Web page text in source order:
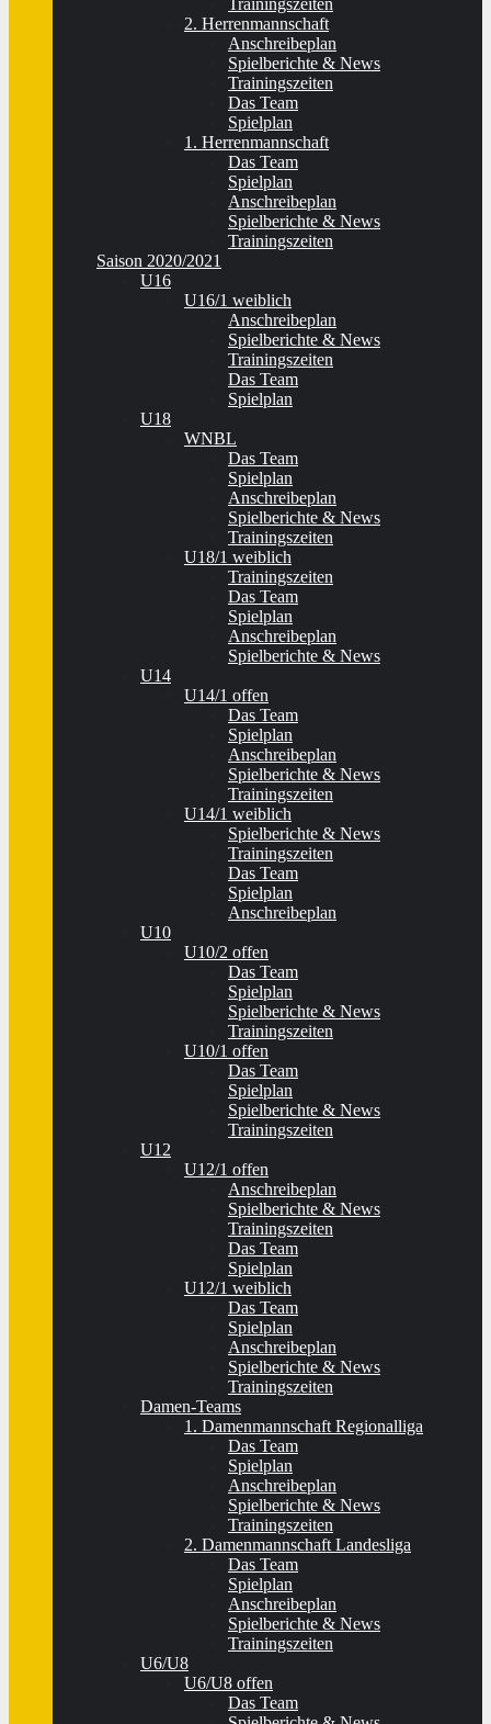
Trainingszeiten
2. Herrenmannschaft
Anschreibeplan
Spielberichte & News
Trainingszeiten
Das Team
Spielplan
1. Herrenmannschaft
Das Team
Spielplan
Anschreibeplan
Spielberichte & News
Trainingszeiten
Saison 2020/2021
U16
U16/1 weiblich
Anschreibeplan
Spielberichte & News
Trainingszeiten
Das Team
Spielplan
U18
WNBL
Das Team
Spielplan
Anschreibeplan
Spielberichte & News
Trainingszeiten
U18/1 weiblich
Trainingszeiten
Das Team
Spielplan
Anschreibeplan
Spielberichte & News
U14
U14/1 offen
Das Team
Spielplan
Anschreibeplan
Spielberichte & News
Trainingszeiten
U14/1 weiblich
Spielberichte & News
Trainingszeiten
Das Team
Spielplan
Anschreibeplan
U10
U10/2 offen
Das Team
Spielplan
Spielberichte & News
Trainingszeiten
U10/1 offen
Das Team
Spielplan
Spielberichte & News
Trainingszeiten
U12
U12/1 offen
Anschreibeplan
Spielberichte & News
Trainingszeiten
Das Team
Spielplan
U12/1 weiblich
Das Team
Spielplan
Anschreibeplan
Spielberichte & News
Trainingszeiten
Damen-Teams
1. Damenmannschaft Regionalliga
Das Team
Spielplan
Anschreibeplan
Spielberichte & News
Trainingszeiten
2. Damenmannschaft Landesliga
Das Team
Spielplan
Anschreibeplan
Spielberichte & News
Trainingszeiten
U6/U8
U6/U8 offen
Das Team